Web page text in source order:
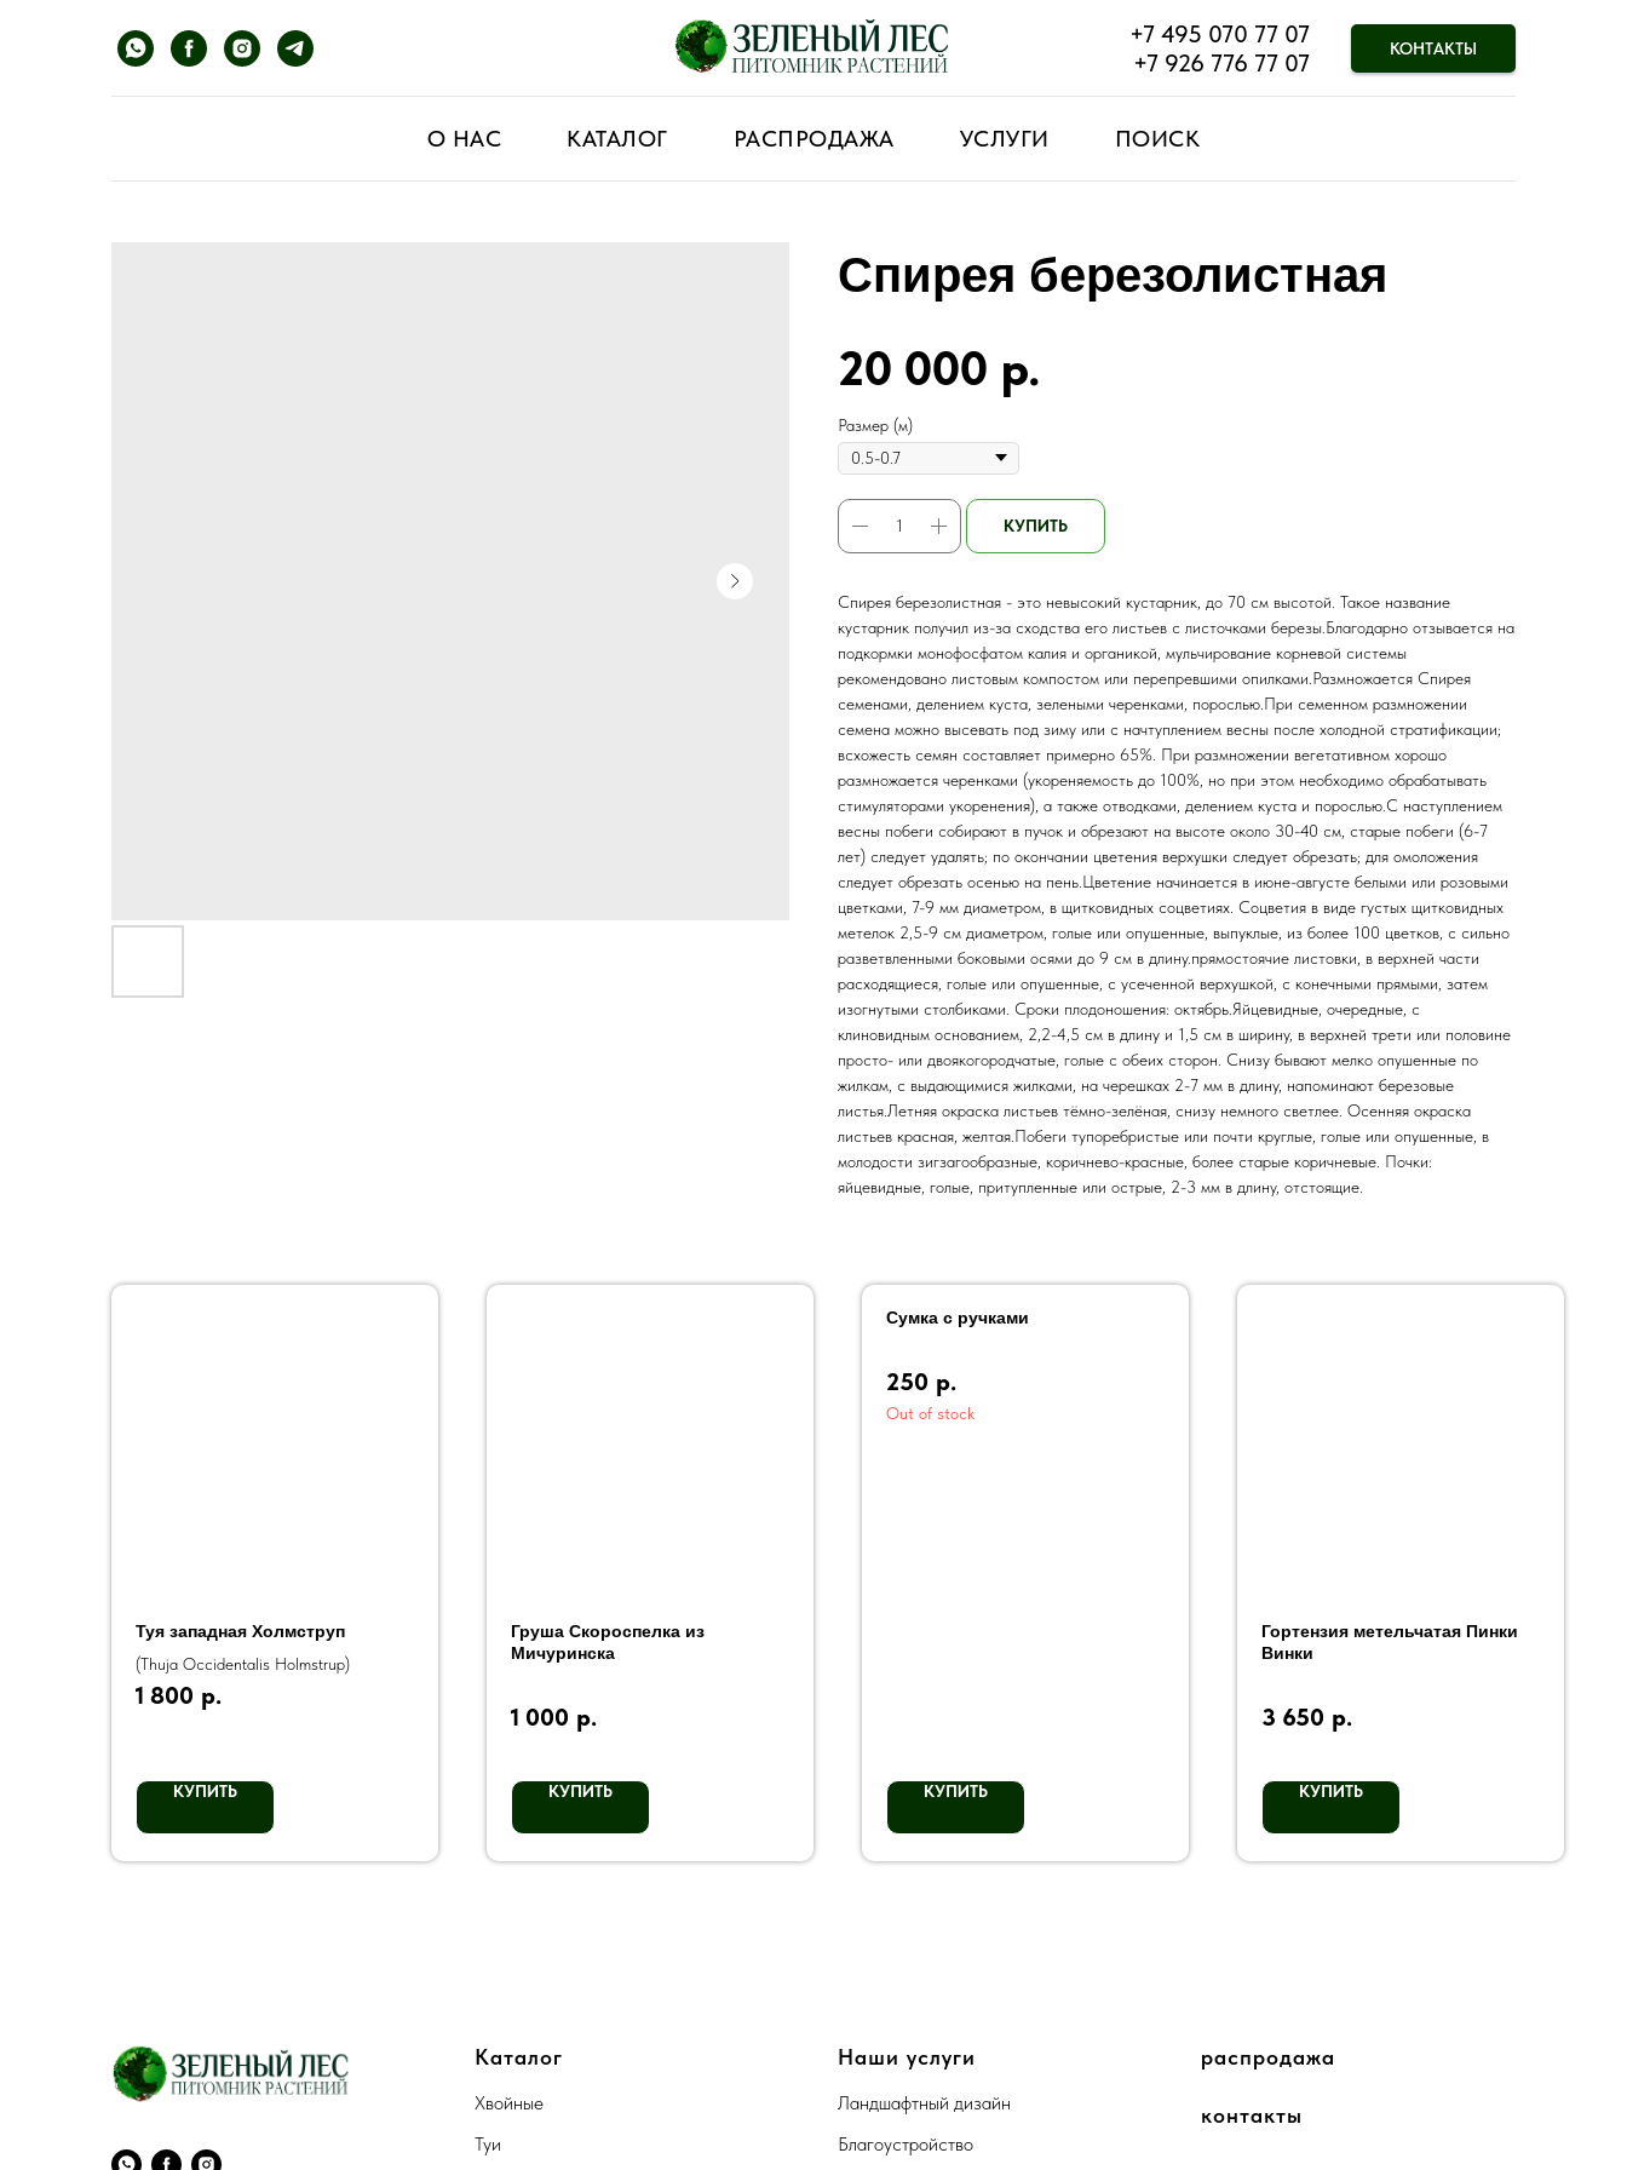
+7 495 070 77 07
+7 926 776 77 07
КОНТАКТЫ
О НАС КАТАЛОГ РАСПРОДАЖА УСЛУГИ ПОИСК
Спирея березолистная
20 000 р.
Размер (м)
КУПИТЬ
Спирея березолистная - это невысокий кустарник, до 70 см высотой. Такое название
кустарник получил из-за сходства его листьев с листочками березы.Благодарно отзывается на
подкормки монофосфатом калия и органикой, мульчирование корневой системы
рекомендовано листовым компостом или перепревшими опилками.Размножается Спирея
семенами, делением куста, зелеными черенками, порослью.При семенном размножении
семена можно высевать под зиму или с начтуплением весны после холодной стратификации;
всхожесть семян составляет примерно 65%. При размножении вегетативном хорошо
размножается черенками (укореняемость до 100%, но при этом необходимо обрабатывать
стимуляторами укоренения), а также отводками, делением куста и порослью.С наступлением
весны побеги собирают в пучок и обрезают на высоте около 30-40 см, старые побеги (6-7
лет) следует удалять; по окончании цветения верхушки следует обрезать; для омоложения
следует обрезать осенью на пень.Цветение начинается в июне-августе белыми или розовыми
цветками, 7-9 мм диаметром, в щитковидных соцветиях. Соцветия в виде густых щитковидных
метелок 2,5-9 см диаметром, голые или опушенные, выпуклые, из более 100 цветков, с сильно
разветвленными боковыми осями до 9 см в длину.прямостоячие листовки, в верхней части
расходящиеся, голые или опушенные, с усеченной верхушкой, с конечными прямыми, затем
изогнутыми столбиками. Сроки плодоношения: октябрь.Яйцевидные, очередные, с
клиновидным основанием, 2,2-4,5 см в длину и 1,5 см в ширину, в верхней трети или половине
просто- или двоякогородчатые, голые с обеих сторон. Снизу бывают мелко опушенные по
жилкам, с выдающимися жилками, на черешках 2-7 мм в длину, напоминают березовые
листья.Летняя окраска листьев тёмно-зелёная, снизу немного светлее. Осенняя окраска
листьев красная, желтая.Побеги тупоребристые или почти круглые, голые или опушенные, в
молодости зигзагообразные, коричнево-красные, более старые коричневые. Почки:
яйцевидные, голые, притупленные или острые, 2-3 мм в длину, отстоящие.
Туя западная Холмструп
(Thuja Occidentalis Holmstrup)
1 800 р.
КУПИТЬ
Груша Скороспелка из
Мичуринска
1 000 р.
КУПИТЬ
Сумка с ручками
250 р.
Out of stock
КУПИТЬ
Гортензия метельчатая Пинки
Винки
3 650 р.
КУПИТЬ
Каталог
Хвойные
Туи
Наши услуги
Ландшафтный дизайн
Благоустройство
распродажа
контакты